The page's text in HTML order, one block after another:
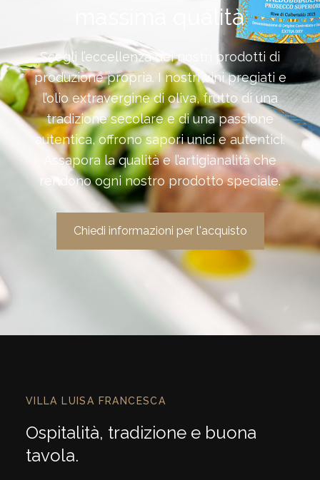
massima qualità
Scegli l’eccellenza dei nostri prodotti di
produzione propria. I nostri vini pregiati e
l’olio extravergine di oliva, frutto di una
tradizione secolare e di una passione
autentica, offrono sapori unici e autentici.
Assapora la qualità e l’artigianalità che
rendono ogni nostro prodotto speciale.
Chiedi informazioni per l'acquisto
VILLA LUISA FRANCESCA
Ospitalità, tradizione e buona
tavola.